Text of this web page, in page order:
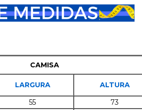
CAMISA
LARGURA
ALTURA
55
73